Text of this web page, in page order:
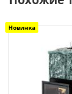
Новинка